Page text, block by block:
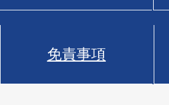
免責事項